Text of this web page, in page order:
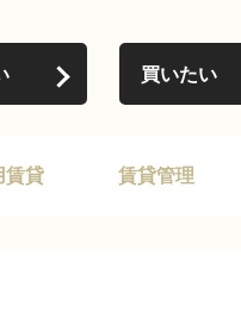
買いたい
賃貸 賃貸管理